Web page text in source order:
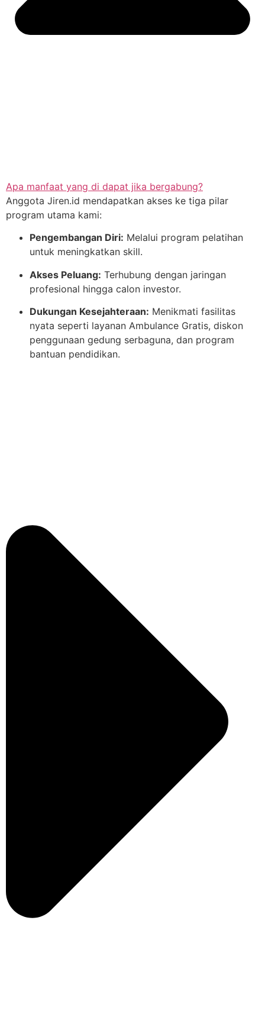
Apa manfaat yang di dapat jika bergabung?
Anggota Jiren.id mendapatkan akses ke tiga pilar
program utama kami:
Pengembangan Diri: Melalui program pelatihan
untuk meningkatkan skill.
Akses Peluang: Terhubung dengan jaringan
profesional hingga calon investor.
Dukungan Kesejahteraan: Menikmati fasilitas
nyata seperti layanan Ambulance Gratis, diskon
penggunaan gedung serbaguna, dan program
bantuan pendidikan.